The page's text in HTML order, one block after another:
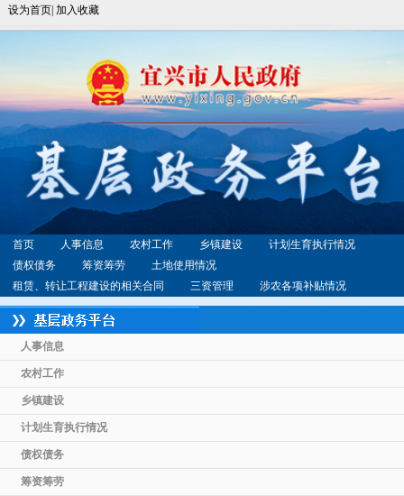
设为首页| 加入收藏
首页 人事信息 农村工作 乡镇建设
计划生育执行情况
债权债务
筹资筹劳
土地使用情况
租赁、转让工程建设的相关合同
三资管理 涉农各项补贴情况
人事信息
农村工作
乡镇建设
计划生育执行情况
债权债务
筹资筹劳